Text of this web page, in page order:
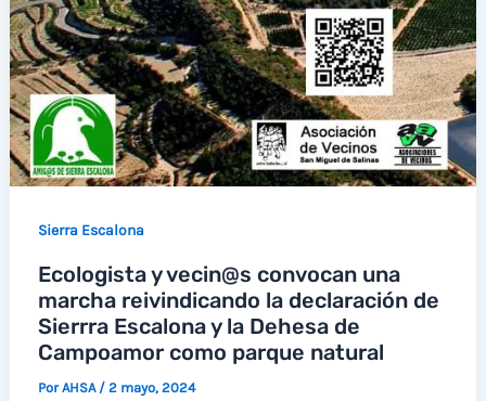
Sierra Escalona
Ecologista y vecin@s convocan una
marcha reivindicando la declaración de
Sierrra Escalona y la Dehesa de
Campoamor como parque natural
PorAHSA / 2 mayo, 2024